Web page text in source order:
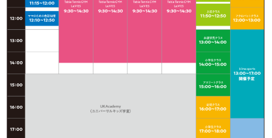
ン
ツ
へ
移
動